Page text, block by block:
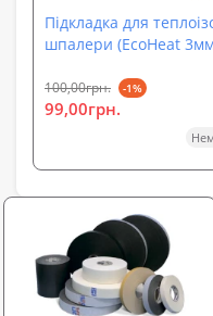
Підкладка для
шпалери (EcoHeat
100,00грн. -1%
99,00грн.